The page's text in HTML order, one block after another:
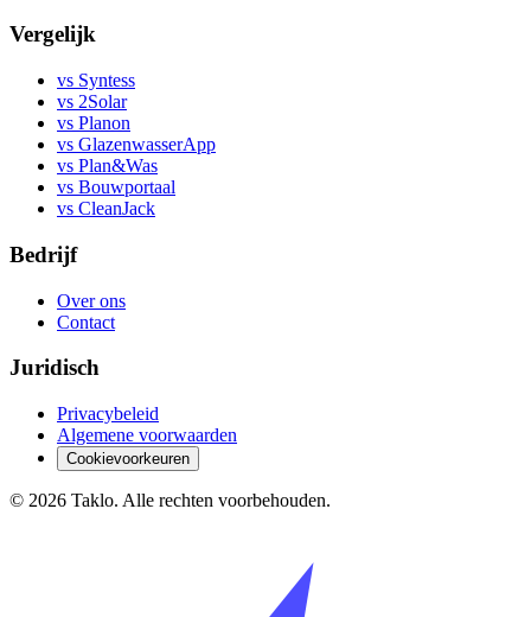
Vergelijk
vs Syntess
vs 2Solar
vs Planon
vs GlazenwasserApp
vs Plan&Was
vs Bouwportaal
vs CleanJack
Bedrijf
Over ons
Contact
Juridisch
Privacybeleid
Algemene voorwaarden
Cookievoorkeuren
© 2026 Taklo. Alle rechten voorbehouden.